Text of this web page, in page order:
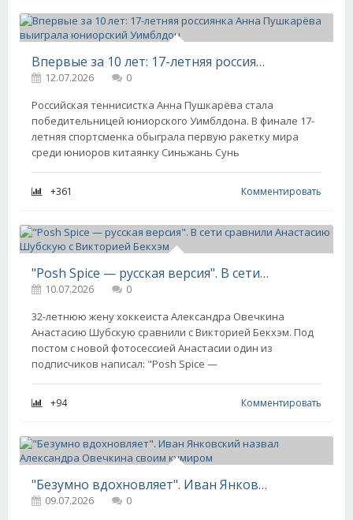
Впервые за 10 лет: 17-летняя россиянка Анна Пушкарёва выиграла юниорский Уимблдон
12.07.2026
0
Российская теннисистка Анна Пушкарёва стала
победительницей юниорского Уимблдона. В финале 17-
летняя спортсменка обыграла первую ракетку мира
среди юниоров китаянку Синьжань Сунь
+361 Комментировать
"Posh Spice — русская версия". В сети сравнили Анастасию Шубскую с Викторией Бекхэм
10.07.2026
0
32-летнюю жену хоккеиста Александра Овечкина
Анастасию Шубскую сравнили с Викторией Бекхэм. Под
постом с новой фотосессией Анастасии один из
подписчиков написал: "Posh Spice —
+94 Комментировать
"Безумно вдохновляет". Иван Янковский назвал Александра Овечкина своим кумиром
09.07.2026
0